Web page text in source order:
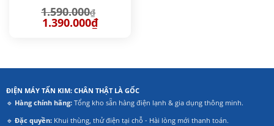
1.590.000₫
Giá
gốc
1.390.000₫Giá
ĐIỆN MÁY TẤN KIM: CHÂN THẬT LÀ GỐC
🔹 Hàng chính hãng:Tổng kho sẵn hàng điện lạnh & gia dụng thông minh.
🔹 Đặc quyền:Khui thùng, thử điện tại chỗ - Hài lòng mới thanh toán.